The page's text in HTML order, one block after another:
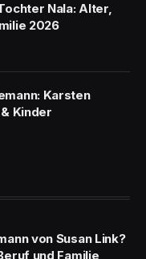
Nala: Alter,
2026
Karsten
Kinder
von Susan Link?
und Familie